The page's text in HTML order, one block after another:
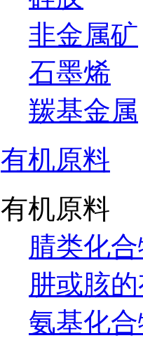
非金属矿
石墨烯
羰基金属
有机原料
有机原料
腈类化合
肼或胲
氨基化合